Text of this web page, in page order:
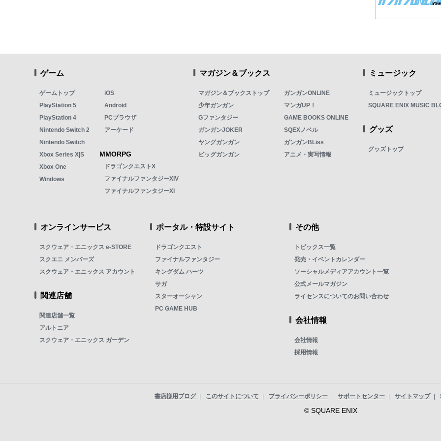
ゲーム
ゲームトップ
PlayStation 5
PlayStation 4
Nintendo Switch 2
Nintendo Switch
Xbox Series X|S
Xbox One
Windows
iOS
Android
PCブラウザ
アーケード
MMORPG
ドラゴンクエストX
ファイナルファンタジーXIV
ファイナルファンタジーXI
マガジン＆ブックス
マガジン＆ブックストップ
少年ガンガン
Gファンタジー
ガンガンJOKER
ヤングガンガン
ビッグガンガン
ガンガンONLINE
マンガUP！
GAME BOOKS ONLINE
SQEXノベル
ガンガンBLiss
アニメ・実写情報
ミュージック
ミュージックトップ
SQUARE ENIX MUSIC
グッズ
グッズトップ
オンラインサービス
スクウェア・エニックス e-STORE
スクエニ メンバーズ
スクウェア・エニックス アカウント
関連店舗
関連店舗一覧
アルトニア
スクウェア・エニックス ガーデン
ポータル・特設サイト
ドラゴンクエスト
ファイナルファンタジー
キングダム ハーツ
サガ
スターオーシャン
PC GAME HUB
その他
トピックス一覧
発売・イベントカレンダー
ソーシャルメディアアカウント一覧
公式メールマガジン
ライセンスについてのお問い合わせ
会社情報
会社情報
採用情報
書店様用ブログ このサイトについて プライバシーポリシー サポートセンター サイトマップ
© SQUARE ENIX